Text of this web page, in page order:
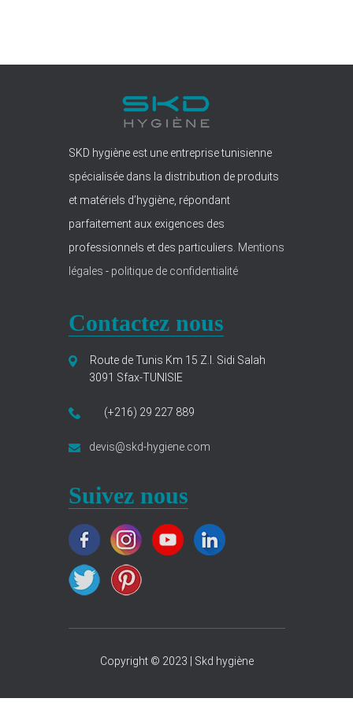
SKD hygiène est une entreprise tunisienne
spécialisée dans la distribution de produits
et matériels d’hygiène, répondant
parfaitement aux exigences des
professionnels et des particuliers. Mentions
légales -politique de confidentialité
Contactez nous
Route de Tunis Km 15 Z.I. Sidi Salah
3091 Sfax-TUNISIE
(+216) 29 227 889
devis@skd-hygiene.com
Suivez nous
Copyright © 2023 | Skd hygiène